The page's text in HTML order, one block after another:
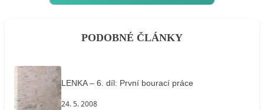
PODOBNÉ ČLÁNKY
LENKA – 6. díl: První bourací práce
24. 5. 2008